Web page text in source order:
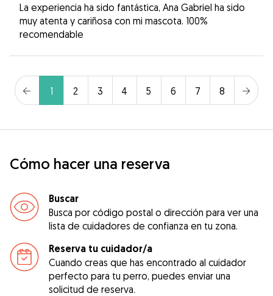
La experiencia ha sido fantástica, Ana Gabriel ha sido
muy atenta y cariñosa con mi mascota. 100%
recomendable
1 2 3 4 5 6 7 8
Cómo hacer una reserva
Buscar
Busca por código postal o dirección para ver una
lista de cuidadores de confianza en tu zona.
Reserva tu cuidador/a
Cuando creas que has encontrado al cuidador
perfecto para tu perro, puedes enviar una
solicitud de reserva.